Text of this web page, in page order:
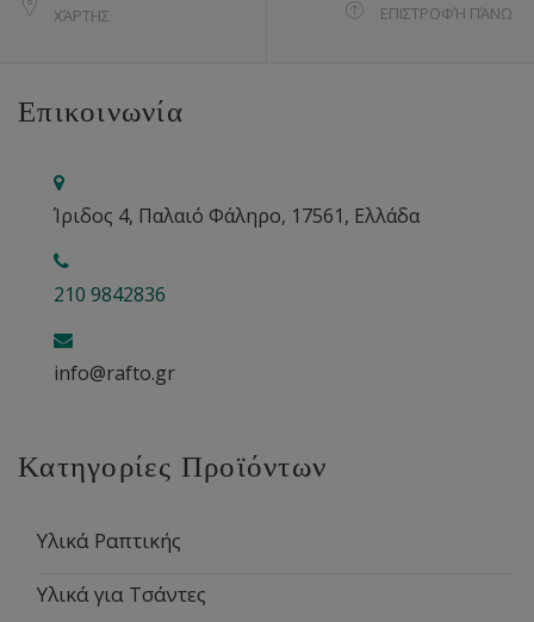
ΧΆΡΤΗΣ ΕΠΙΣΤΡΟΦΉ ΠΆΝΩ
Επικοινωνία
Ίριδος 4, Παλαιό Φάληρο, 17561, Ελλάδα
210 9842836
info@rafto.gr
Κατηγορίες Προϊόντων
Υλικά Ραπτικής
Υλικά για Τσάντες